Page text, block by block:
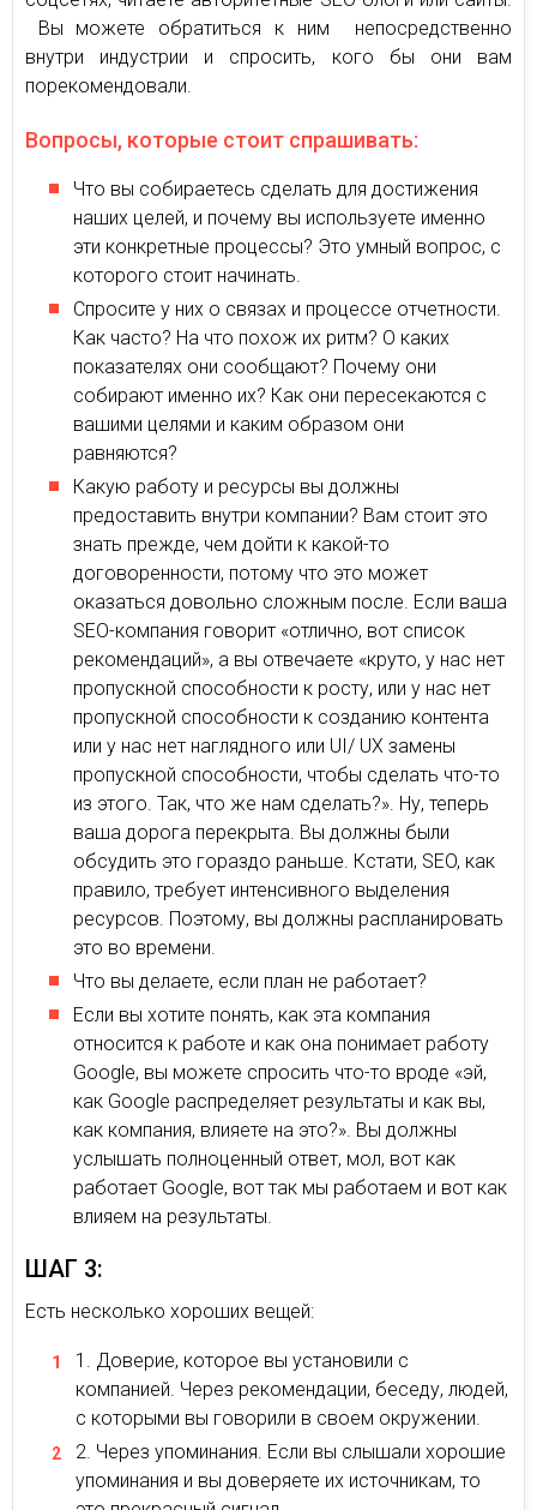
Вы можете обратиться к ним непосредственно
внутри индустрии и спросить, кого бы они вам
порекомендовали.
Вопросы, которые стоит спрашивать:
Что вы собираетесь сделать для достижения
наших целей, и почему вы используете именно
эти конкретные процессы? Это умный вопрос, с
которого стоит начинать.
Спросите у них о связах и процессе отчетности.
Как часто? На что похож их ритм? О каких
показателях они сообщают? Почему они
собирают именно их? Как они пересекаются с
вашими целями и каким образом они
равняются?
Какую работу и ресурсы вы должны
предоставить внутри компании? Вам стоит это
знать прежде, чем дойти к какой-то
договоренности, потому что это может
оказаться довольно сложным после. Если ваша
SEO-компания говорит «отлично, вот список
рекомендаций», а вы отвечаете «круто, у нас нет
пропускной способности к росту, или у нас нет
пропускной способности к созданию контента
или у нас нет наглядного или UI/ UX замены
пропускной способности, чтобы сделать что-то
из этого. Так, что же нам сделать?». Ну, теперь
ваша дорога перекрыта. Вы должны были
обсудить это гораздо раньше. Кстати, SEO, как
правило, требует интенсивного выделения
ресурсов. Поэтому, вы должны распланировать
это во времени.
Что вы делаете, если план не работает?
Если вы хотите понять, как эта компания
относится к работе и как она понимает работу
Google, вы можете спросить что-то вроде «эй,
как Google распределяет результаты и как вы,
как компания, влияете на это?». Вы должны
услышать полноценный ответ, мол, вот как
работает Google, вот так мы работаем и вот как
влияем на результаты.
ШАГ 3:
Есть несколько хороших вещей:
Доверие, которое вы установили с
компанией. Через рекомендации, беседу, людей,
с которыми вы говорили в своем окружении.
Через упоминания. Если вы слышали хорошие
упоминания и вы доверяете их источникам, то